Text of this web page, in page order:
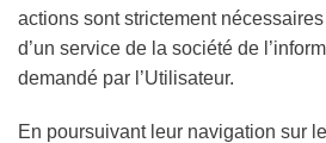
actions sont strictement
d’un service de la société de
demandé par l’Utilisateur.
En poursuivant leur navigation sur